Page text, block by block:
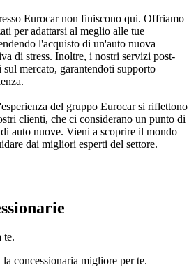
Eurocar non finiscono qui. Offriamo
per adattarsi al meglio alle tue
l'acquisto di un'auto nuova
di stress. Inoltre, i nostri servizi post-
mercato, garantendoti supporto
del gruppo Eurocar si riflettono
clienti, che ci considerano un punto di
auto nuove. Vieni a scoprire il mondo
dai migliori esperti del settore.
te.
concessionaria migliore per te.